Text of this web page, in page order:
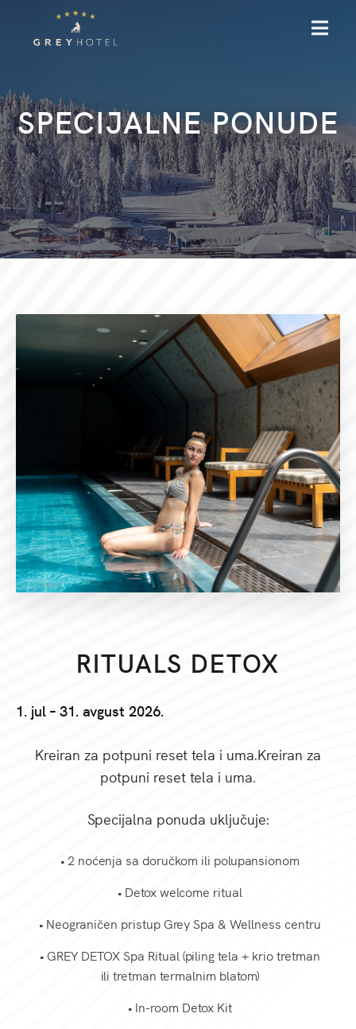
MENU
SPECIJALNE PONUDE
RITUALS DETOX
1. jul – 31. avgust 2026.
Kreiran za potpuni reset tela i uma.Kreiran za
potpuni reset tela i uma.
Specijalna ponuda uključuje:
• 2 noćenja sa doručkom ili polupansionom
• Detox welcome ritual
• Neograničen pristup Grey Spa & Wellness centru
• GREY DETOX Spa Ritual (piling tela + krio tretman
ili tretman termalnim blatom)
• In-room Detox Kit